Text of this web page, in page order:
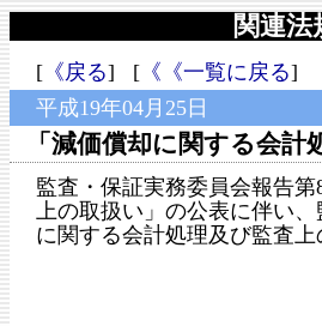
関連
[《戻る] [《《一覧に戻る]
平成19年04月25日
「減価償却に関する会
監査・保証実務委員会報告
上の取扱い」の公表に伴い
に関する会計処理及び監査